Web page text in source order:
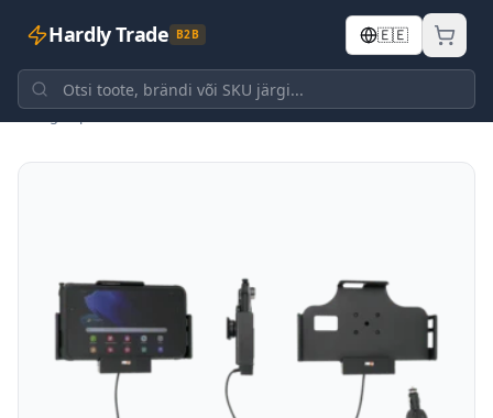
Hardly Trade B2B 🇪🇪
Tagasi poodi